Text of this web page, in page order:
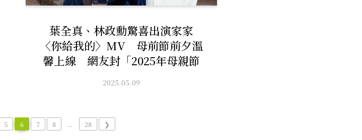
葉全真、林政勳驚喜出演家家
〈你給我的〉MV 母前節前夕溫
馨上線 網友封「2025年母親節
2025.05.09
5 6 7 8 ... 28 ❯